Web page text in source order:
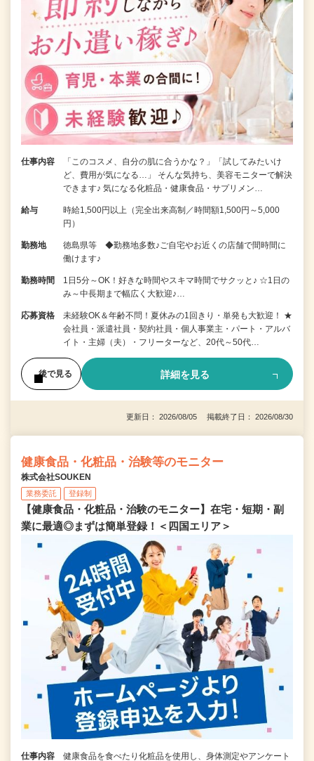
仕事内容
「このコスメ、自分の肌に合うかな？」「試してみたいけ
ど、費用が気になる…」 そんな気持ち、美容モニターで解決
できます♪ 気になる化粧品・健康食品・サプリメン…
給与
時給1,500円以上（完全出来高制／時間額1,500円～5,000
円）
勤務地
徳島県等 ◆勤務地多数♪ご自宅やお近くの店舗で間時間に
働けます♪
勤務時間
1日5分～OK！好きな時間やスキマ時間でサクッと♪ ☆1日の
み～中長期まで幅広く大歓迎♪…
応募資格
未経験OK＆年齢不問！夏休みの1回きり・単発も大歓迎！ ★
会社員・派遣社員・契約社員・個人事業主・パート・アルバ
イト・主婦（夫）・フリーターなど、20代～50代…
後で見る 詳細を見る
更新日： 2026/08/05 掲載終了日： 2026/08/30
健康食品・化粧品・治験等のモニター
株式会社SOUKEN
業務委託 登録制
【健康食品・化粧品・治験のモニター】在宅・短期・副
業に最適◎まずは簡単登録！＜四国エリア＞
仕事内容 健康食品を食べたり化粧品を使用し、身体測定やアンケート